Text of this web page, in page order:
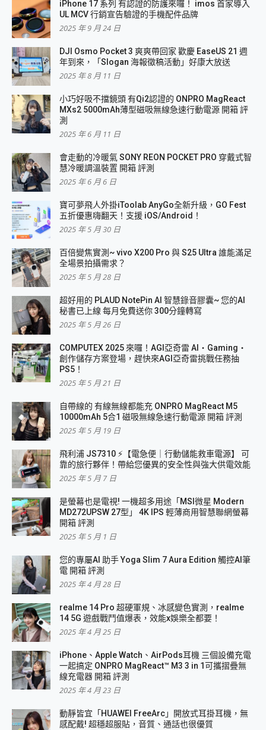
iPhone 17 系列 有認證的防護來囉！ imos 首家導入
UL MCV 行銷宣告驗證的手機配件品牌
2025 年 9 月 24 日
DJI Osmo Pocket 3 爽爽帶回家 歡慶 EaseUS 21 週
年到來，「Slogan 海報徵稿活動」好康大放送
2025 年 8 月 11 日
小巧好吸不擋鏡頭 有Qi2認證的 ONPRO MagReact
MXs2 5000mAh薄型磁吸無線急速行動電源 開箱 評
測
2025 年 6 月 11 日
會走動的冷暖氣 SONY REON POCKET PRO 穿戴式智
慧冷暖調溫裝置 開箱 評測
2025 年 6 月 6 日
寶可夢飛人外掛iToolab AnyGo全新升級，GO Fest
五折優惠嗨翻天！支援 iOS/Android！
2025 年 5 月 30 日
百倍變焦實測~ vivo X200 Pro 與 S25 Ultra 誰能滿足
全場景拍攝需求？
2025 年 5 月 28 日
超好用的 PLAUD NotePin AI 智慧錄音膠囊~ 您的AI
秘書已上線 每月免費送你 300分鐘轉寫
2025 年 5 月 26 日
COMPUTEX 2025 來囉！AGI亞奇雷 AI・Gaming・
創作儲存方案登場，趕快來AGI亞奇雷挑戰任務抽
PS5！
2025 年 5 月 21 日
自帶線的 有線無線都能充 ONPRO MagReact M5
10000mAh 5合1 磁吸無線急速行動電源 開箱 評測
2025 年 5 月 19 日
飛利浦 JS7310 ⚡【電急便｜行動儲能救車電源】 可
靠的旅行夥伴！帶給您優異的安全性與強大供電效能
2025 年 5 月 7 日
是螢幕也是電視! 一機超多用途「MSI微星 Modern
MD272UPSW 27型」 4K IPS 輕薄商用智慧聯網螢幕
開箱 評測
2025 年 5 月 1 日
您的專屬AI 助手 Yoga Slim 7 Aura Edition 觸控AI筆
電 開箱 評測
2025 年 4 月 28 日
realme 14 Pro 超硬軍規、冰感變色實測，realme
14 5G 遊戲戰鬥值爆表，效能x娛樂全都要！
2025 年 4 月 25 日
iPhone、Apple Watch、AirPods耳機 三個設備充電
一起搞定 ONPRO MagReact™ M3 3 in 1可攜摺疊無
線充電器 開箱 評測
2025 年 4 月 23 日
動靜皆宜「HUAWEI FreeArc」開放式耳掛耳機，無
感配戴! 超穩超服貼，音質、通話也很優質